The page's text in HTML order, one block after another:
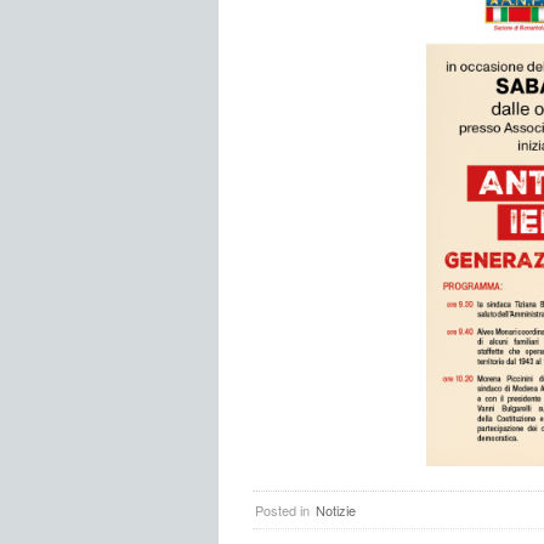
Posted in Notizie